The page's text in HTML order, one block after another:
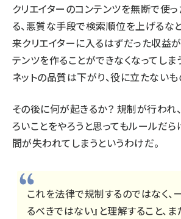
クリエイターのコンテンツを無断で使
る、悪質な手段で検索順位を上げるな
来クリエイターに入るはずだった収益が
テンツを作ることができなくなってしま
ネットの品質は下がり、役に立たないも
その後に何が起きるか？ 規制が行われ
ろいことをやろうと思ってもルールだら
間が失われてしまうというわけだ。
これを法律で規制するのではなく、
るべきではない』と理解すること、